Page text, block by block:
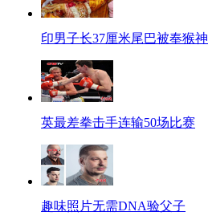
印男子长37厘米尾巴被奉猴神
英最差拳击手连输50场比赛
趣味照片无需DNA验父子